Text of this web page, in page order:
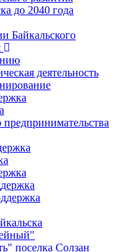
до 2040 года
Байкальского
деятельность
предпринимательства
поселка Солзан